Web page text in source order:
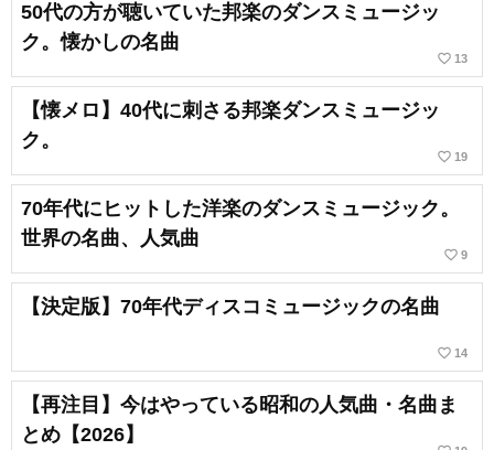
50代の方が聴いていた邦楽のダンスミュージッ
ク。懐かしの名曲
favorite_border 13
【懐メロ】40代に刺さる邦楽ダンスミュージッ
ク。
favorite_border 19
70年代にヒットした洋楽のダンスミュージック。
世界の名曲、人気曲
favorite_border 9
【決定版】70年代ディスコミュージックの名曲
favorite_border 14
【再注目】今はやっている昭和の人気曲・名曲ま
とめ【2026】